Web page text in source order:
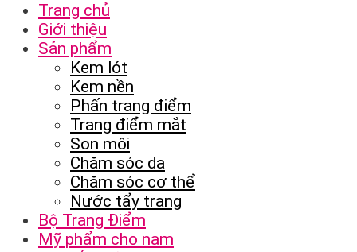
Trang chủ
Giới thiệu
Sản phẩm
Kem lót
Kem nền
Phấn trang điểm
Trang điểm mắt
Son môi
Chăm sóc da
Chăm sóc cơ thể
Nước tẩy trang
Bộ Trang Điểm
Mỹ phẩm cho nam